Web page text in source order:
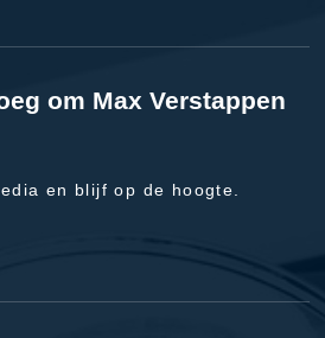
om Max Verstappen
en blijf op de hoogte.